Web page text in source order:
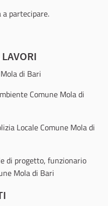
partecipare.
di Bari
Comune Mola di
Locale Comune Mola di
di progetto, funzionario
Mola di Bari